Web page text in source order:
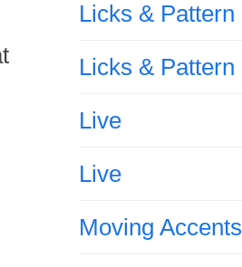
Licks & Pattern
Licks & Pattern
Live
Live
Moving Accents